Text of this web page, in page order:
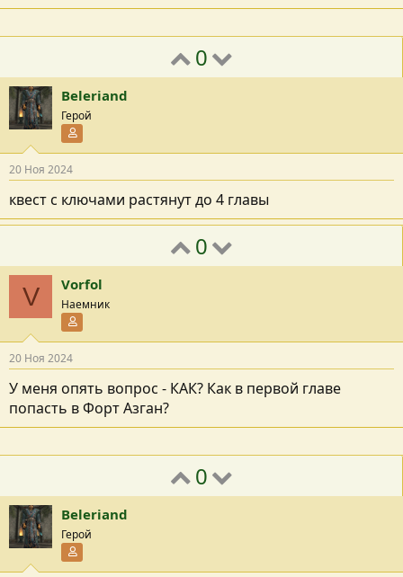
0
Beleriand
Герой
20 Ноя 2024
квест с ключами растянут до 4 главы
0
V Vorfol
Наемник
20 Ноя 2024
У меня опять вопрос - КАК? Как в первой главе
попасть в Форт Азган?
0
Beleriand
Герой